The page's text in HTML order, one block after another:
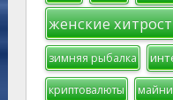
женские
зимняя рыбалка
криптовалюты